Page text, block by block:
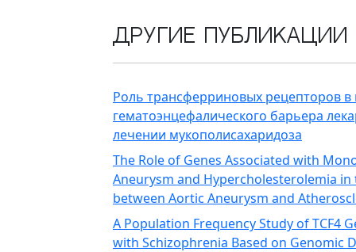
Другие публикации
Роль трансферриновых рецепторов
гематоэнцефалического барьера
лечении мукополисахаридоза
The Role of Genes Associated with
Aneurysm and Hypercholesterolemia
between Aortic Aneurysm and
A Population Frequency Study of TCF4
with Schizophrenia Based on Genomic